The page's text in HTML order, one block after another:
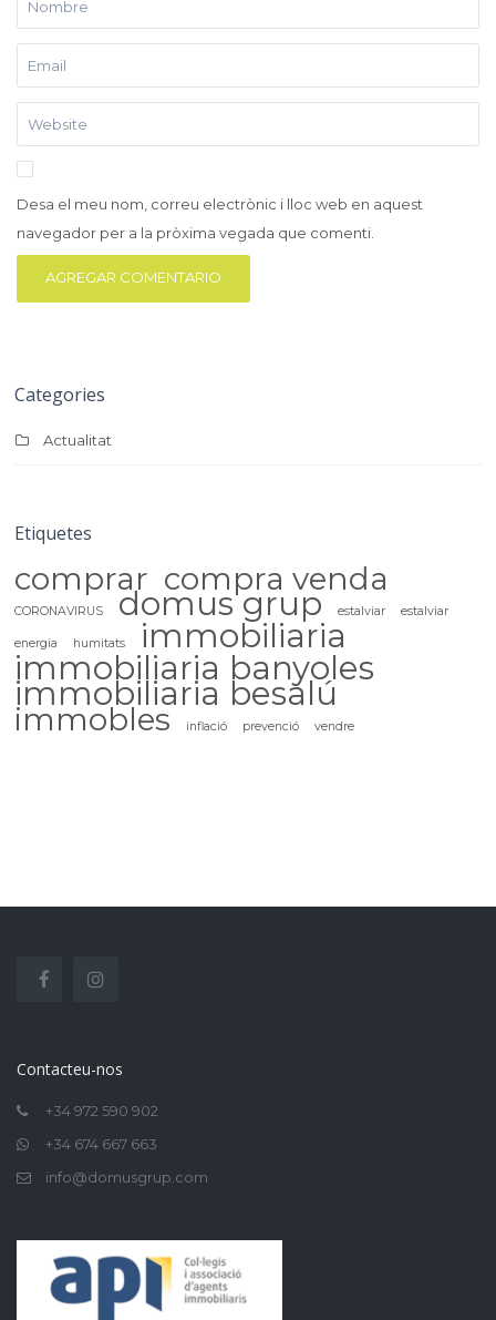
Desa el meu nom, correu electrònic i lloc web en aquest
navegador per a la pròxima vegada que comenti.
Categories
Actualitat
Etiquetes
comprar compra venda
CORONAVIRUS domus grup estalviar estalviar
energia humitats
immobiliaria
immobiliaria banyoles
immobiliaria besalú
immobles inflació prevenció vendre
Contacteu-nos
+34 972 590 902
+34 674 667 663
info@domusgrup.com